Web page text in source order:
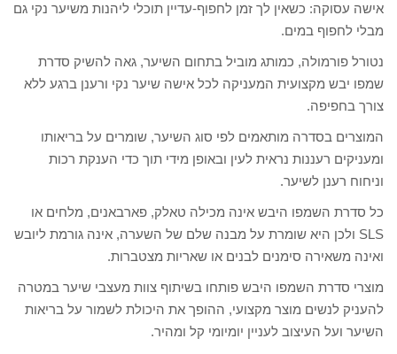
אישה עסוקה: כשאין לך זמן לחפוף-עדיין תוכלי ליהנות משיער נקי גם
מבלי לחפוף במים.
נטורל פורמולה, כמותג מוביל בתחום השיער, גאה להשיק סדרת
שמפו יבש מקצועית המעניקה לכל אישה שיער נקי ורענן ברגע ללא
צורך בחפיפה.
המוצרים בסדרה מותאמים לפי סוג השיער, שומרים על בריאותו
ומעניקים רעננות נראית לעין ובאופן מידי תוך כדי הענקת רכות
וניחוח רענן לשיער.
כל סדרת השמפו היבש אינה מכילה טאלק, פארבאנים, מלחים או
SLS ולכן היא שומרת על מבנה שלם של השערה, אינה גורמת ליובש
ואינה משאירה סימנים לבנים או שאריות מצטברות.
מוצרי סדרת השמפו היבש פותחו בשיתוף צוות מעצבי שיער במטרה
להעניק לנשים מוצר מקצועי, ההופך את היכולת לשמור על בריאות
השיער ועל העיצוב לעניין יומיומי קל ומהיר.